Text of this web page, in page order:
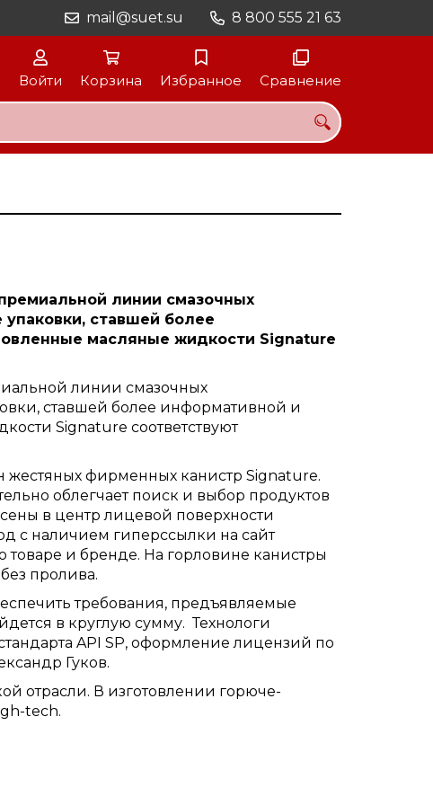
8 800 555 21 63
mail@suet.su
Войти Корзина Избранное Сравнение
линии смазочных
ставшей более
масляные жидкости Signature
линии смазочных
ставшей более информативной и
Signature соответствуют
фирменных канистр Signature.
облегчает поиск и выбор продуктов
в центр лицевой поверхности
с наличием гиперссылки на сайт
и бренде. На горловине канистры
пролива.
требования, предъявляемые
в круглую сумму. Технологи
API SP, оформление лицензий по
Гуков.
отрасли. В изготовлении горюче-
tech.